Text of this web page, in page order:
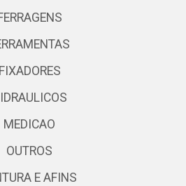
FIXADORES
MEDICAO
OUTROS
E AFINS